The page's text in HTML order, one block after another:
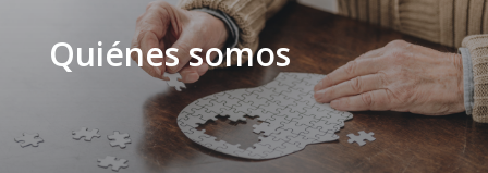
Quiénes somos